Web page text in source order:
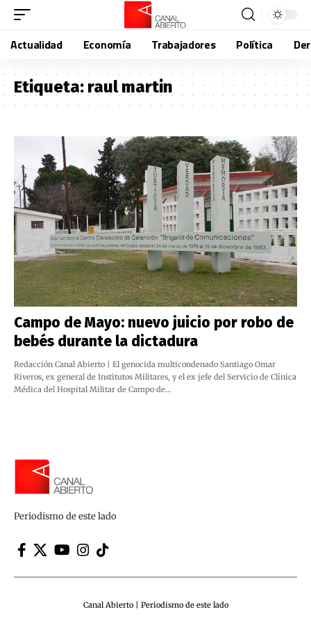
Actualidad Economía Trabajadores Política
Etiqueta:raul martin
Campo de Mayo: nuevo juicio por robo de
bebés durante la dictadura
Redacción Canal Abierto | El genocida multicondenado Santiago Omar
Riveros, ex general de Institutos Militares, y el ex jefe del Servicio de Clínica
Médica del Hospital Militar de Campo de…
Periodismo de este lado
Canal Abierto | Periodismo de este lado